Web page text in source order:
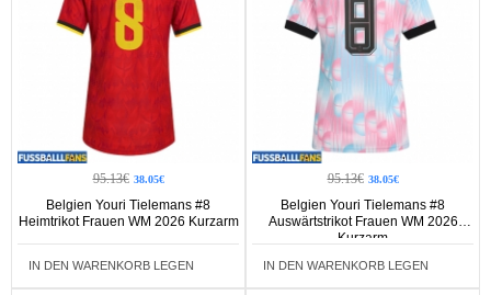
95.13€ 38.05€
Belgien Youri Tielemans #8
Heimtrikot Frauen WM 2026 Kurzarm
IN DEN WARENKORB LEGEN
95.13€ 38.05€
Belgien Youri Tielemans #8
Auswärtstrikot Frauen WM 2026
Kurzarm
IN DEN WARENKORB LEGEN